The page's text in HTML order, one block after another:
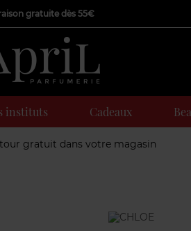
gratuite dès 55€
instituts Cadeaux
gratuit dans votre magasin
Marque